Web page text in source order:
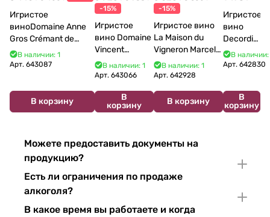
Игристое
виноDomaine Anne
Gros Crémant de
Bourgogne La Fun en
Bulles Chardonnay et
В наличии: 1
Арт. 643087
В корзину
-15%
Игристое
вино Domaine
Vincent
Bouzereau
Crémant de
В наличии: 1
Арт. 643066
В
корзину
-15%
Игристое вино
La Maison du
Vigneron Marcel
Cabelier Cremant
du Jura
В наличии: 1
Арт.642928
В корзину
Игристое
вино
Decordi
Costa Blu
Brut 750
В наличии:
Арт. 642830
В
корзину
Можете предоставить документы на
продукцию?
Есть ли ограничения по продаже
алкоголя?
В какое время вы работаете и когда